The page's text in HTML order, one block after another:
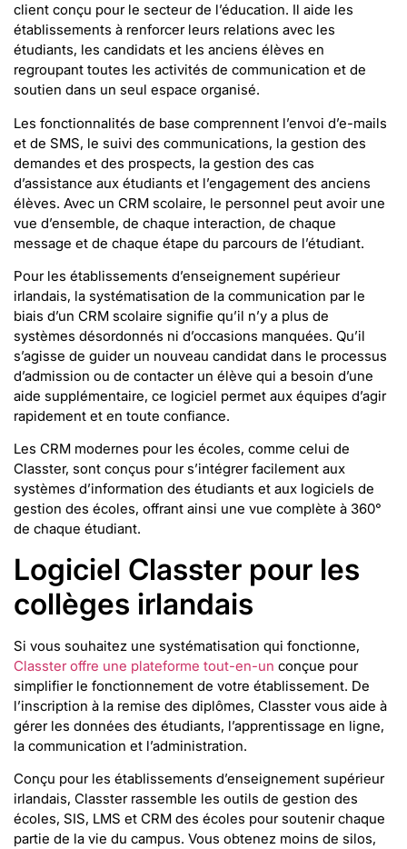
client conçu pour le secteur de l’éducation. Il aide les
établissements à renforcer leurs relations avec les
étudiants, les candidats et les anciens élèves en
regroupant toutes les activités de communication et de
soutien dans un seul espace organisé.
Les fonctionnalités de base comprennent l’envoi d’e-mails
et de SMS, le suivi des communications, la gestion des
demandes et des prospects, la gestion des cas
d’assistance aux étudiants et l’engagement des anciens
élèves. Avec un CRM scolaire, le personnel peut avoir une
vue d’ensemble, de chaque interaction, de chaque
message et de chaque étape du parcours de l’étudiant.
Pour les établissements d’enseignement supérieur
irlandais, la systématisation de la communication par le
biais d’un CRM scolaire signifie qu’il n’y a plus de
systèmes désordonnés ni d’occasions manquées. Qu’il
s’agisse de guider un nouveau candidat dans le processus
d’admission ou de contacter un élève qui a besoin d’une
aide supplémentaire, ce logiciel permet aux équipes d’agir
rapidement et en toute confiance.
Les CRM modernes pour les écoles, comme celui de
Classter, sont conçus pour s’intégrer facilement aux
systèmes d’information des étudiants et aux logiciels de
gestion des écoles, offrant ainsi une vue complète à 360°
de chaque étudiant.
Logiciel Classter pour les
collèges irlandais
Si vous souhaitez une systématisation qui fonctionne,
Classter offre une plateforme tout-en-un conçue pour
simplifier le fonctionnement de votre établissement. De
l’inscription à la remise des diplômes, Classter vous aide à
gérer les données des étudiants, l’apprentissage en ligne,
la communication et l’administration.
Conçu pour les établissements d’enseignement supérieur
irlandais, Classter rassemble les outils de gestion des
écoles, SIS, LMS et CRM des écoles pour soutenir chaque
partie de la vie du campus. Vous obtenez moins de silos,